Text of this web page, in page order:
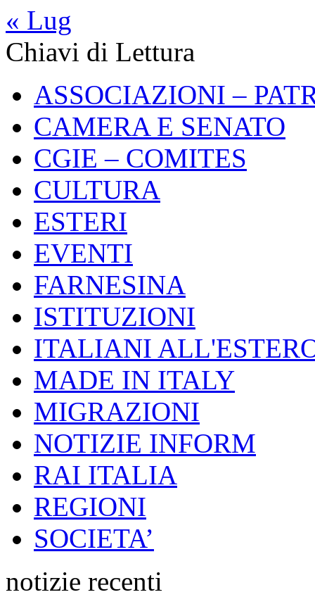
« Lug
Chiavi di Lettura
ASSOCIAZIONI –
CAMERA E SENATO
CGIE – COMITES
CULTURA
ESTERI
EVENTI
FARNESINA
ISTITUZIONI
ITALIANI
MADE IN ITALY
MIGRAZIONI
NOTIZIE INFORM
RAI ITALIA
REGIONI
SOCIETA’
notizie recenti